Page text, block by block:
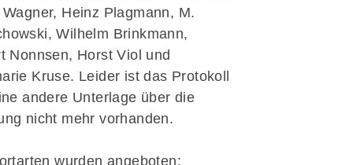
Heinz Plagmann, M.
Wilhelm Brinkmann,
Nonnsen, Horst Viol und
Kruse. Leider ist das Protokoll
andere Unterlage über die
nicht mehr vorhanden.
wurden angeboten: